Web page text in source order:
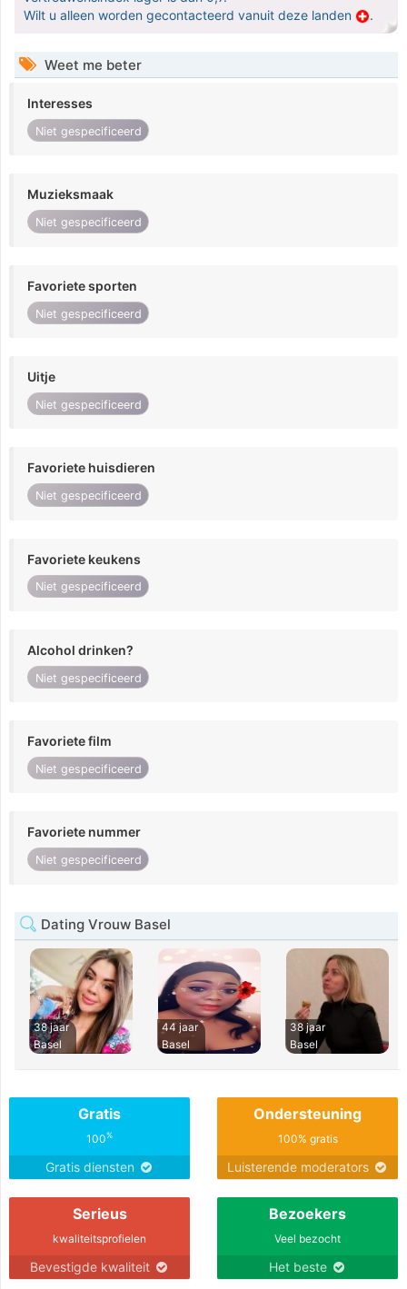
Wilt u alleen worden gecontacteerd vanuit deze landen
.
Weet me beter
Interesses
Niet gespecificeerd
Muzieksmaak
Niet gespecificeerd
Favoriete sporten
Niet gespecificeerd
Uitje
Niet gespecificeerd
Favoriete huisdieren
Niet gespecificeerd
Favoriete keukens
Niet gespecificeerd
Alcohol drinken?
Niet gespecificeerd
Favoriete film
Niet gespecificeerd
Favoriete nummer
Niet gespecificeerd
Dating Vrouw Basel
38 jaar
Basel
44 jaar
Basel
38 jaar
Basel
Gratis
100%
Gratis diensten
Ondersteuning
100% gratis
Luisterende moderators
Serieus
kwaliteitsprofielen
Bevestigde kwaliteit
Bezoekers
Veel bezocht
Het beste